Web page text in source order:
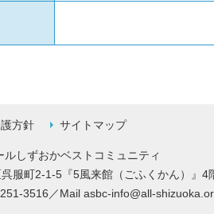
方針 サイトマップ
しずおかベストコミュニティ
服町2-1-5『5風来館（ごふくかん）』4
3516／Mail asbc-info@all-